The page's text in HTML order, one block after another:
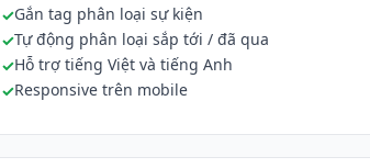
Gắn tag phân loại sự kiện
Tự động phân loại sắp tới / đã qua
Hỗ trợ tiếng Việt và tiếng Anh
Responsive trên mobile